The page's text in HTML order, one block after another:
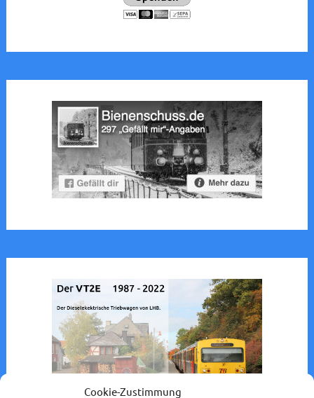
Cookie-Zustimmung